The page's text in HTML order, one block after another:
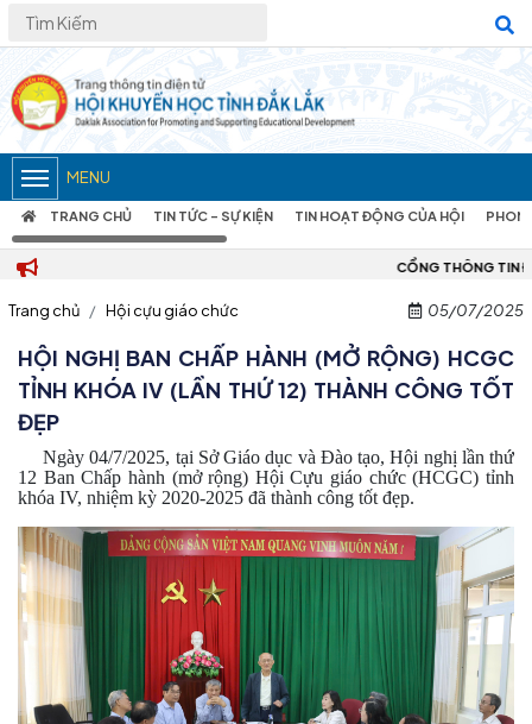
MENU
TRANG CHỦ TIN TỨC – SỰ KIỆN TIN HOẠT ĐỘNG CỦA HỘI
CỔNG THÔNG TIN ĐIỆN TỬ HỘI KHUYẾN
Trang chủ Hội cựu giáo chức 05/07/2025
HỘI NGHỊ BAN CHẤP HÀNH (MỞ RỘNG) HCGC
TỈNH KHÓA IV (LẦN THỨ 12) THÀNH CÔNG TỐT
ĐẸP
Ngày 04/7/2025, tại Sở Giáo dục và Đào tạo, Hội nghị lần thứ
12 Ban Chấp hành (mở rộng) Hội Cựu giáo chức (HCGC) tỉnh
khóa IV, nhiệm kỳ 2020-2025 đã thành công tốt đẹp.